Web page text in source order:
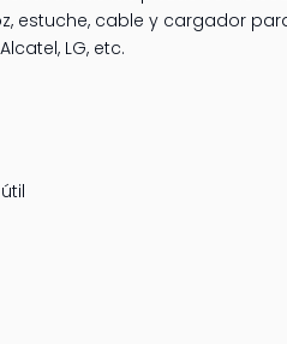
estuche, cable y cargador
LG, etc.